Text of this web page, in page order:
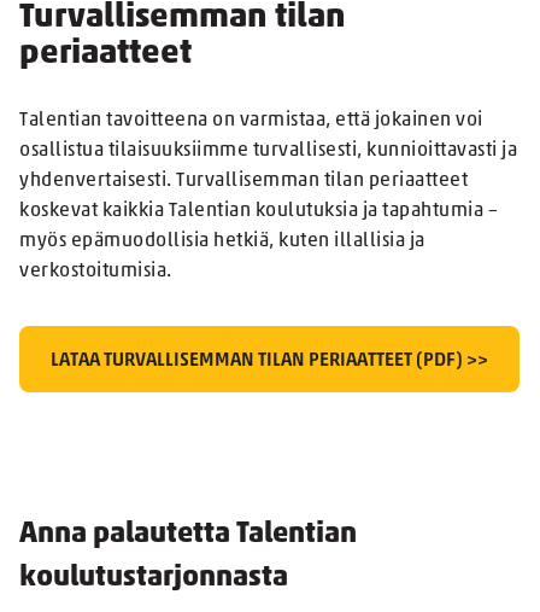
Turvallisemman tilan
periaatteet
Talentian tavoitteena on varmistaa, että jokainen voi
osallistua tilaisuuksiimme turvallisesti, kunnioittavasti ja
yhdenvertaisesti. Turvallisemman tilan periaatteet
koskevat kaikkia Talentian koulutuksia ja tapahtumia –
myös epämuodollisia hetkiä, kuten illallisia ja
verkostoitumisia.
LATAA TURVALLISEMMAN TILAN PERIAATTEET (PDF) >>
Anna palautetta Talentian
koulutustarjonnasta